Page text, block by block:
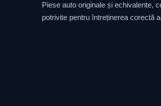
Piese auto originale și echivalente,
potrivite pentru întreținerea corectă